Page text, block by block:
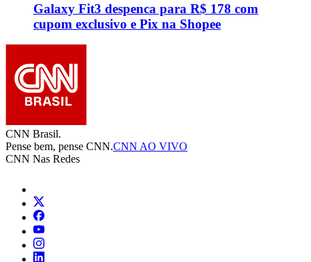
Galaxy Fit3 despenca para R$ 178 com
cupom exclusivo e Pix na Shopee
CNN Brasil.
Pense bem, pense CNN.CNN AO VIVO
CNN Nas Redes